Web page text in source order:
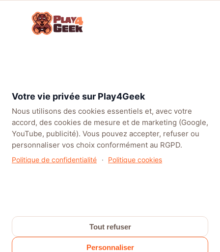
collaboration unique!
collaboration unique!
Votre vie privée sur Play4Geek
Nous utilisons des cookies essentiels et, avec votre
accord, des cookies de mesure et de marketing (Google,
YouTube, publicité). Vous pouvez accepter, refuser ou
personnaliser vos choix conformément au RGPD.
Politique de confidentialité · Politique cookies
Tout refuser
Personnaliser